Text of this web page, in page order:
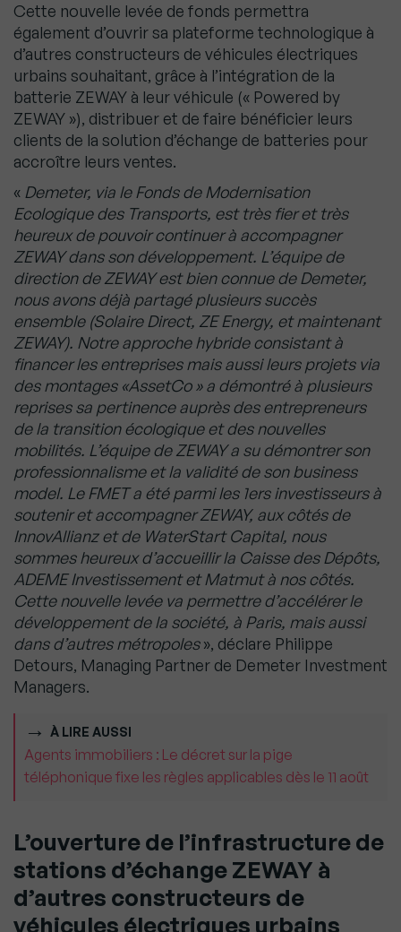
Cette nouvelle levée de fonds permettra
également d’ouvrir sa plateforme technologique à
d’autres constructeurs de véhicules électriques
urbains souhaitant, grâce à l’intégration de la
batterie ZEWAY à leur véhicule (« Powered by
ZEWAY »), distribuer et de faire bénéficier leurs
clients de la solution d’échange de batteries pour
accroître leurs ventes.
« Demeter, via le Fonds de Modernisation
Ecologique des Transports, est très fier et très
heureux de pouvoir continuer à accompagner
ZEWAY dans son développement. L’équipe de
direction de ZEWAY est bien connue de Demeter,
nous avons déjà partagé plusieurs succès
ensemble (Solaire Direct, ZE Energy, et maintenant
ZEWAY). Notre approche hybride consistant à
financer les entreprises mais aussi leurs projets via
des montages «AssetCo » a démontré à plusieurs
reprises sa pertinence auprès des entrepreneurs
de la transition écologique et des nouvelles
mobilités. L’équipe de ZEWAY a su démontrer son
professionnalisme et la validité de son business
model. Le FMET a été parmi les 1ers investisseurs à
soutenir et accompagner ZEWAY, aux côtés de
InnovAllianz et de WaterStart Capital, nous
sommes heureux d’accueillir la Caisse des Dépôts,
ADEME Investissement et Matmut à nos côtés.
Cette nouvelle levée va permettre d’accélérer le
développement de la société, à Paris, mais aussi
dans d’autres métropoles», déclare Philippe
Detours, Managing Partner de Demeter Investment
Managers.
À LIRE AUSSI
Agents immobiliers : Le décret sur la pige
téléphonique fixe les règles applicables dès le 11 août
L’ouverture de l’infrastructure de
stations d’échange ZEWAY à
d’autres constructeurs de
véhicules électriques urbains